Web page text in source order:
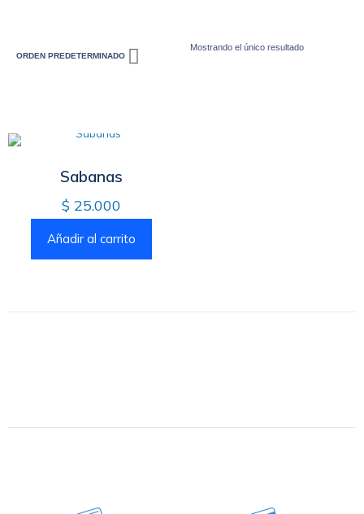
Mostrando el único resultado
Sabanas
$ 25.000
Añadir al carrito